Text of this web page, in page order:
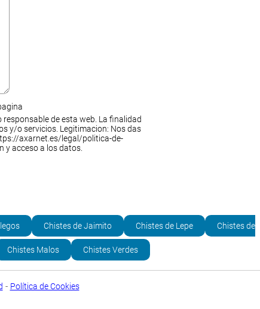
de esta web. La finalidad
y/o servicios. Legitimacion: Nos das
axarnet.es/legal/politica-de-
y acceso a los datos.
Chistes de Jaimito Chistes de Lepe Chistes de
Chistes Malos Chistes Verdes
- Política de Cookies